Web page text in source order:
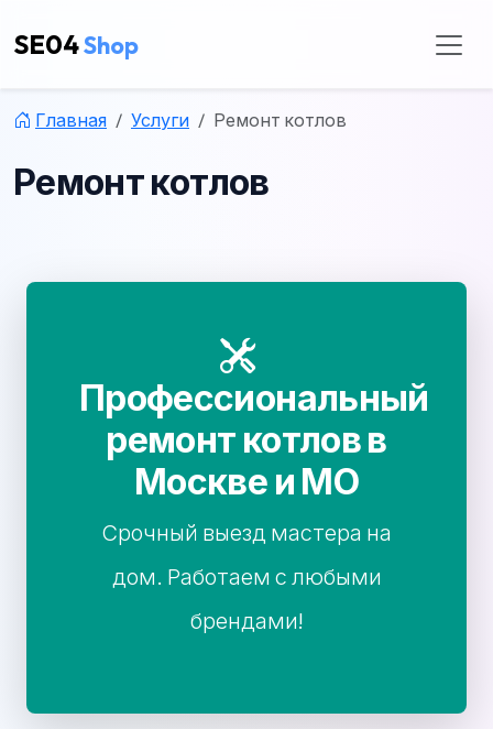
SE04Shop
Главная Услуги Ремонт котлов
Ремонт котлов
Профессиональный
ремонт котлов в
Москве и МО
Срочный выезд мастера на
дом. Работаем с любыми
брендами!